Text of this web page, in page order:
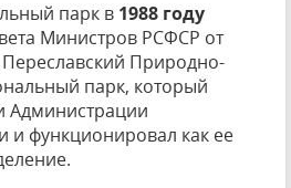
парк в 1988 году
Министров РСФСР от
Природно-
парк, который
Администрации
и функционировал как ее